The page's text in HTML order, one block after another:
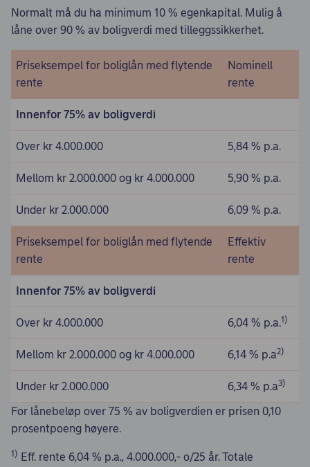
Normalt må du ha minimum 10 % egenkapital. Mulig å
låne over 90 % av boligverdi med tilleggssikkerhet.
Priseksempel for boliglån med flytende
rente
Nominell
rente
Innenfor 75% av boligverdi
Over kr 4.000.000 5,84 % p.a.
Mellom kr 2.000.000 og kr 4.000.000 5,90 % p.a.
Under kr 2.000.000 6,09 % p.a.
Priseksempel for boliglån med flytende
rente
Effektiv
rente
Innenfor 75% av boligverdi
Over kr 4.000.000 6,04 % p.a.1)
Mellom kr 2.000.000 og kr 4.000.000 6,14 % p.a2)
Under kr 2.000.000 6,34 % p.a3)
For lånebeløp over 75 % av boligverdien er prisen 0,10
prosentpoeng høyere.
1) Eff. rente 6,04 % p.a., 4.000.000,- o/25 år. Totale